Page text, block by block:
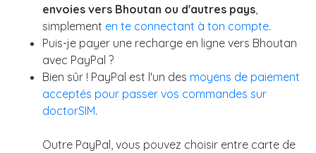
envoies vers Bhoutan ou d'autres pays
simplement en te connectant à ton compte.
Puis-je payer une recharge en ligne vers Bhoutan
avec PayPal ?
Bien sûr ! PayPal est l'un des moyens de paiement
acceptés pour passer vos commandes sur
doctorSIM.
Outre PayPal, vous pouvez choisir entre carte de